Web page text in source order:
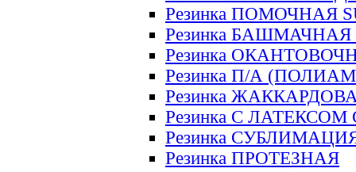
Резинка ПОМОЧНАЯ
Резинка БАШМАЧНАЯ
Резинка
Резинка П/А
Резинка
Резинка С ЛАТЕКСОМ
Резинка
Резинка ПРОТЕЗНАЯ